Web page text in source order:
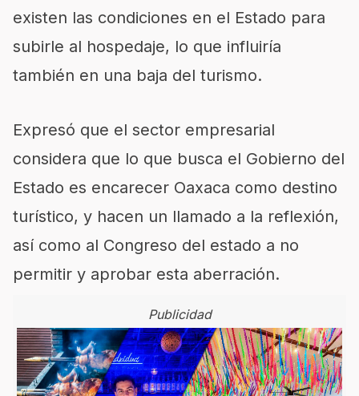
existen las condiciones en el Estado para
subirle al hospedaje, lo que influiría
también en una baja del turismo.
Expresó que el sector empresarial
considera que lo que busca el Gobierno del
Estado es encarecer Oaxaca como destino
turístico, y hacen un llamado a la reflexión,
así como al Congreso del estado a no
permitir y aprobar esta aberración.
Publicidad